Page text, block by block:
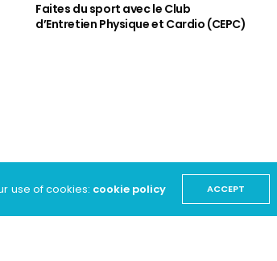
Faites du sport avec le Club
d’Entretien Physique et Cardio (CEPC)
les
use of cookies: cookie policy ACCEPT